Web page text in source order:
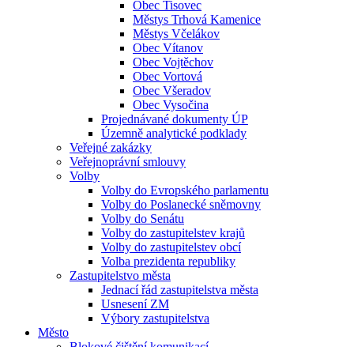
Obec Tisovec
Městys Trhová Kamenice
Městys Včelákov
Obec Vítanov
Obec Vojtěchov
Obec Vortová
Obec Všeradov
Obec Vysočina
Projednávané dokumenty ÚP
Územně analytické podklady
Veřejné zakázky
Veřejnoprávní smlouvy
Volby
Volby do Evropského parlamentu
Volby do Poslanecké sněmovny
Volby do Senátu
Volby do zastupitelstev krajů
Volby do zastupitelstev obcí
Volba prezidenta republiky
Zastupitelstvo města
Jednací řád zastupitelstva města
Usnesení ZM
Výbory zastupitelstva
Město